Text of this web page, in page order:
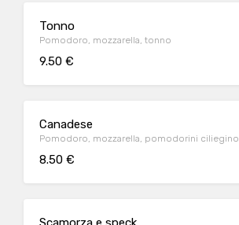
Tonno
Pomodoro, mozzarella, tonno
9.50 €
Canadese
Pomodoro, mozzarella, pomodorini ciliegino
8.50 €